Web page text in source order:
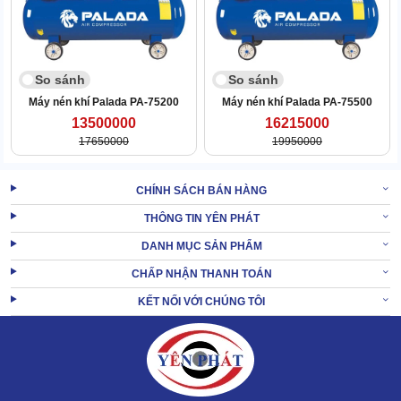
Máy được gắn 4 bánh xe di chuyển, có thể điều chỉnh vị trí tùy ý
mà không tốn sức.
Điều này còn tăng tính cơ động giúp máy hoạt động tốt trong
nhiều loại hình công việc khác nhau.
Máy nén khí Palada PA-75200
2. Nguyên tắc bảo quản, bảo dưỡng máy bơm
khí Palada PA-10170 hiệu quả
So sánh
Máy nén khí Palada PA-75200
13500000
17650000
So sánh
Máy nén khí Palada PA-75500
16215000
19950000
CHÍNH SÁCH BÁN HÀNG
THÔNG TIN YÊN PHÁT
DANH MỤC SẢN PHẨM
CHẤP NHẬN THANH TOÁN
KẾT NỐI VỚI CHÚNG TÔI